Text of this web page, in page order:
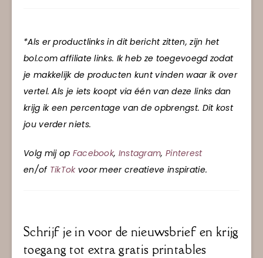
*Als er productlinks in dit bericht zitten, zijn het
bol.com affiliate links. Ik heb ze toegevoegd zodat
je makkelijk de producten kunt vinden waar ik over
vertel. Als je iets koopt via één van deze links dan
krijg ik een percentage van de opbrengst. Dit kost
jou verder niets.
Volg mij op Facebook, Instagram, Pinterest
en/of TikTokvoor meer creatieve inspiratie.
Schrijf je in voor de nieuwsbrief en krijg
toegang tot extra gratis printables